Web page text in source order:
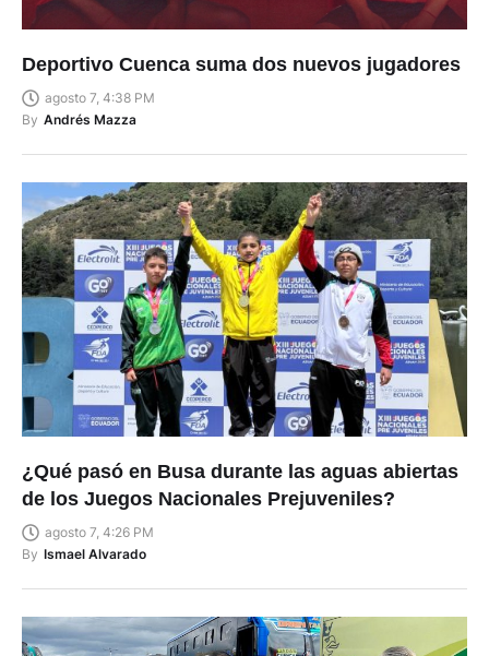
Deportivo Cuenca suma dos nuevos jugadores
agosto 7, 4:38 PM
By Andrés Mazza
¿Qué pasó en Busa durante las aguas abiertas
de los Juegos Nacionales Prejuveniles?
agosto 7, 4:26 PM
By Ismael Alvarado